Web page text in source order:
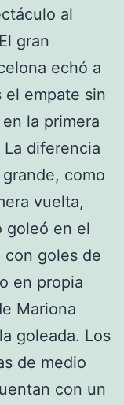
al
gran
echó a
el empate sin
la primera
La diferencia
como
vuelta,
goleó en el
con goles de
en propia
Mariona
goleada. Los
de medio
con un